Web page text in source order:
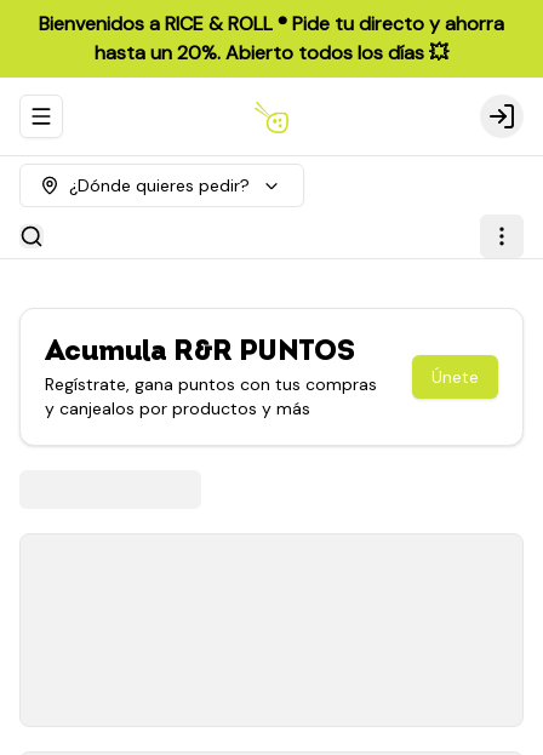
Bienvenidos a RICE & ROLL ®️ Pide tu directo y ahorra
hasta un 20%. Abierto todos los días 💥
Abrir menu de navegación Login
¿Dónde quieres pedir?
Acumula R&R PUNTOS
Regístrate, gana puntos con tus compras
y canjealos por productos y más
Únete